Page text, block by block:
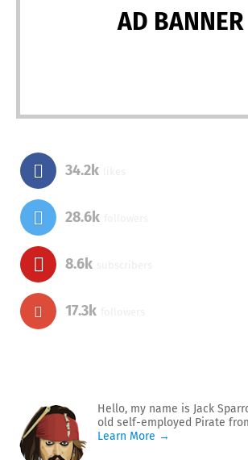
AD BANNER
34.2k
28.6k
8.6k
17.3k
Hello, my name is Jack
old self-employed Pirate
Learn More →